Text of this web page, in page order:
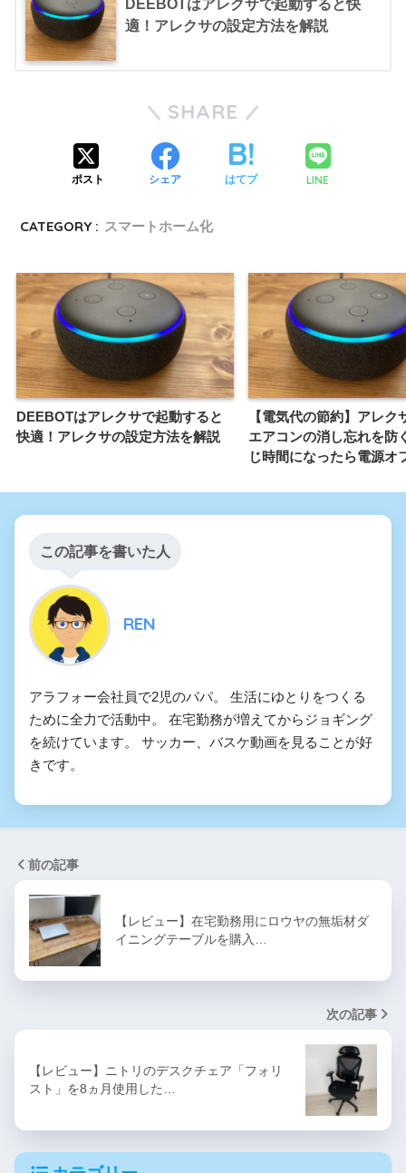
DEEBOTはアレクサで起動すると快
適！アレクサの設定方法を解説
SHARE
ポスト シェア はてブ LINE
CATEGORY : スマートホーム化
DEEBOTはアレクサで起動すると
快適！アレクサの設定方法を解説
【電気代の節約】アレク
エアコンの消し忘れを防
じ時間になったら電源オ
この記事を書いた人
REN
アラフォー会社員で2児のパパ。 生活にゆとりをつくる
ために全力で活動中。 在宅勤務が増えてからジョギング
を続けています。 サッカー、バスケ動画を見ることが好
きです。
前の記事
【レビュー】在宅勤務用にロウヤの無垢材ダ
イニングテーブルを購入…
次の記事
【レビュー】ニトリのデスクチェア「フォリ
スト」を8ヵ月使用した…